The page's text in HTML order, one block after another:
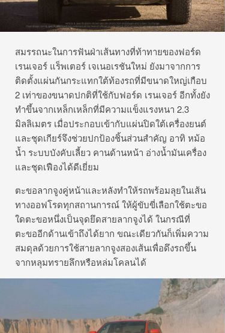
สมรรถนะในการฟันฝ่าเส้นทางที่ท้าทายของฟอร์ด
เรนเจอร์ แร็พเตอร์ เจเนอเรชันใหม่ ยังมาจากการ
ติดตั้งแผ่นกันกระแทกใต้ท้องรถที่มีขนาดใหญ่เกือบ
2 เท่าของขนาดปกติที่ใช้กับฟอร์ด เรนเจอร์ อีกทั้งยัง
ทำขึ้นจากเหล็กเหล็กที่มีความแข็งแรงหนา 2.3
มิลลิเมตร เมื่อประกอบเข้ากับแผ่นปิดใต้เครื่องยนต์
และชุดเกียร์จึงช่วยปกป้องชิ้นส่วนสำคัญ อาทิ หม้อ
น้ำ ระบบบังคับเลี้ยว คานด้านหน้า อ่างน้ำมันเครื่อง
และชุดเฟืองได้ดีเยี่ยม
ตะขอลากจูงคู่หน้าและหลังทำให้รถพร้อมลุยในเส้น
ทางออฟโรดทุกสถานการณ์ ให้ผู้ขับขี่เลือกใช้ตะขอ
ใดตะขอหนึ่งเป็นจุดยึดสายลากจูงได้ ในกรณีที่
ตะขออีกด้านเข้าถึงได้ยาก ขณะเดียวกันก็เพิ่มความ
สมดุลด้วยการใช้สายลากจูงสองเส้นเพื่อดึงรถขึ้น
จากหลุมทรายลึกหรือหล่มโคลนได้